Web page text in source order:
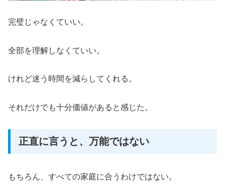
完璧じゃなくていい。
全部を理解しなくていい。
けれど迷う時間を減らしてくれる。
それだけでも十分価値があると感じた。
正直に言うと、万能ではない
もちろん、すべての家庭に合うわけではない。